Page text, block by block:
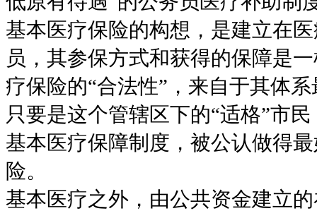
基本医疗保险的构想，是建立在
员，其参保方式和获得的保障是
疗保险的“合法性”，来自于其体
只要是这个管辖区下的“适格”市
基本医疗保障制度，被公认做得
险。
基本医疗之外，由公共资金建立